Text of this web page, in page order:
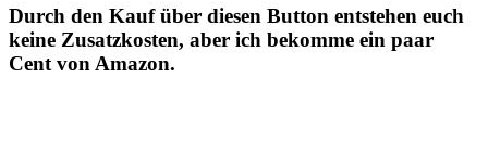
Durch den Kauf über diesen Button entstehen euch
keine Zusatzkosten, aber ich bekomme ein paar
Cent von Amazon.